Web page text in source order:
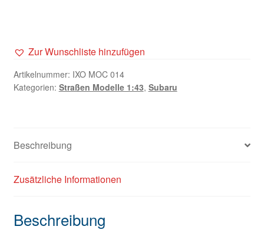
Zur Wunschliste hinzufügen
Artikelnummer: IXO MOC 014
Kategorien: Straßen Modelle 1:43, Subaru
Beschreibung
Zusätzliche Informationen
Beschreibung